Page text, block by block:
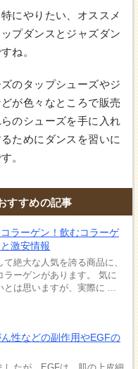
にやりたい、オススメ
プダンスとジャズダン
ね。
のタップシューズやジ
が色々なところで販売
のシューズを手に入れ
ためにダンスを習いに
。
すすめの記事
ラーゲン！飲むコラーゲ
激安情報
絶大な人気を誇る商品に、
ラーゲンがあります。 気に
とは思いますが、実際に ...
性などの副作用やEGFの